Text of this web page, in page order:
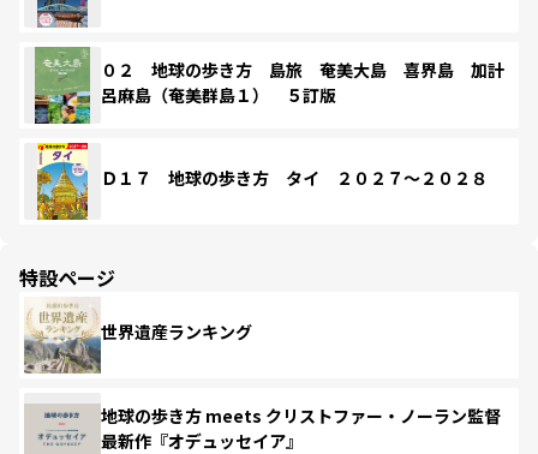
０２ 地球の歩き方 島旅 奄美大島 喜界島 加計
呂麻島（奄美群島１） ５訂版
Ｄ１７ 地球の歩き方 タイ ２０２７～２０２８
特設ページ
世界遺産ランキング
地球の歩き方 meets クリストファー・ノーラン監督
最新作『オデュッセイア』